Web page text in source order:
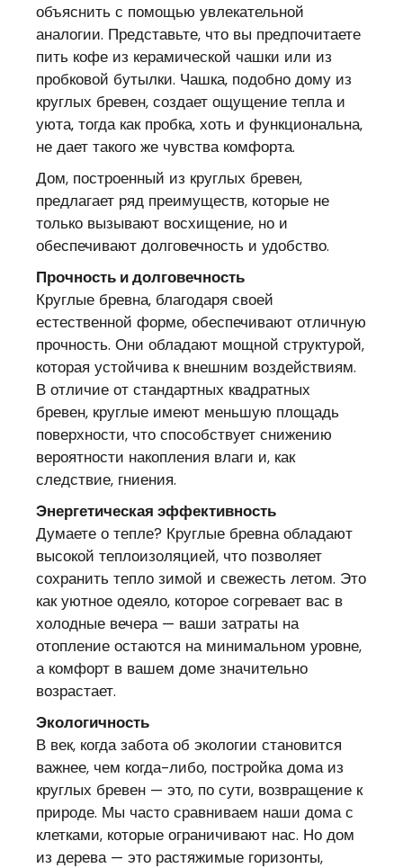
объяснить с помощью увлекательной
аналогии. Представьте, что вы предпочитаете
пить кофе из керамической чашки или из
пробковой бутылки. Чашка, подобно дому из
круглых бревен, создает ощущение тепла и
уюта, тогда как пробка, хоть и функциональна,
не дает такого же чувства комфорта.
Дом, построенный из круглых бревен,
предлагает ряд преимуществ, которые не
только вызывают восхищение, но и
обеспечивают долговечность и удобство.
Прочность и долговечность
Круглые бревна, благодаря своей
естественной форме, обеспечивают отличную
прочность. Они обладают мощной структурой,
которая устойчива к внешним воздействиям.
В отличие от стандартных квадратных
бревен, круглые имеют меньшую площадь
поверхности, что способствует снижению
вероятности накопления влаги и, как
следствие, гниения.
Энергетическая эффективность
Думаете о тепле? Круглые бревна обладают
высокой теплоизоляцией, что позволяет
сохранить тепло зимой и свежесть летом. Это
как уютное одеяло, которое согревает вас в
холодные вечера — ваши затраты на
отопление остаются на минимальном уровне,
а комфорт в вашем доме значительно
возрастает.
Экологичность
В век, когда забота об экологии становится
важнее, чем когда-либо, постройка дома из
круглых бревен — это, по сути, возвращение к
природе. Мы часто сравниваем наши дома с
клетками, которые ограничивают нас. Но дом
из дерева — это растяжимые горизонты,